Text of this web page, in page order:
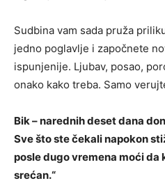
Sudbina vam sada pruža
jedno poglavlje i započnete
ispunjenije. Ljubav, posao,
onako kako treba. Samo
Bik – narednih deset dana
Sve što ste čekali napokon
posle dugo vremena moći da
srećan.“